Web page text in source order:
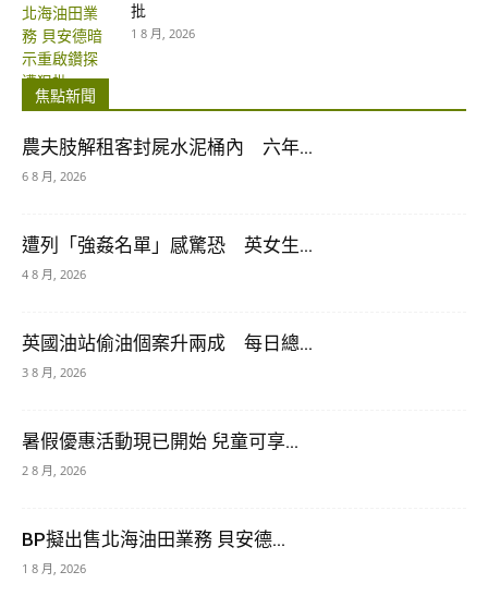
批
1 8 月, 2026
焦點新聞
農夫肢解租客封屍水泥桶內 六年...
6 8 月, 2026
遭列「強姦名單」感驚恐 英女生...
4 8 月, 2026
英國油站偷油個案升兩成 每日總...
3 8 月, 2026
暑假優惠活動現已開始 兒童可享...
2 8 月, 2026
BP擬出售北海油田業務 貝安德...
1 8 月, 2026